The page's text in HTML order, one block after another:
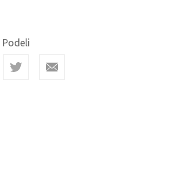
Podeli